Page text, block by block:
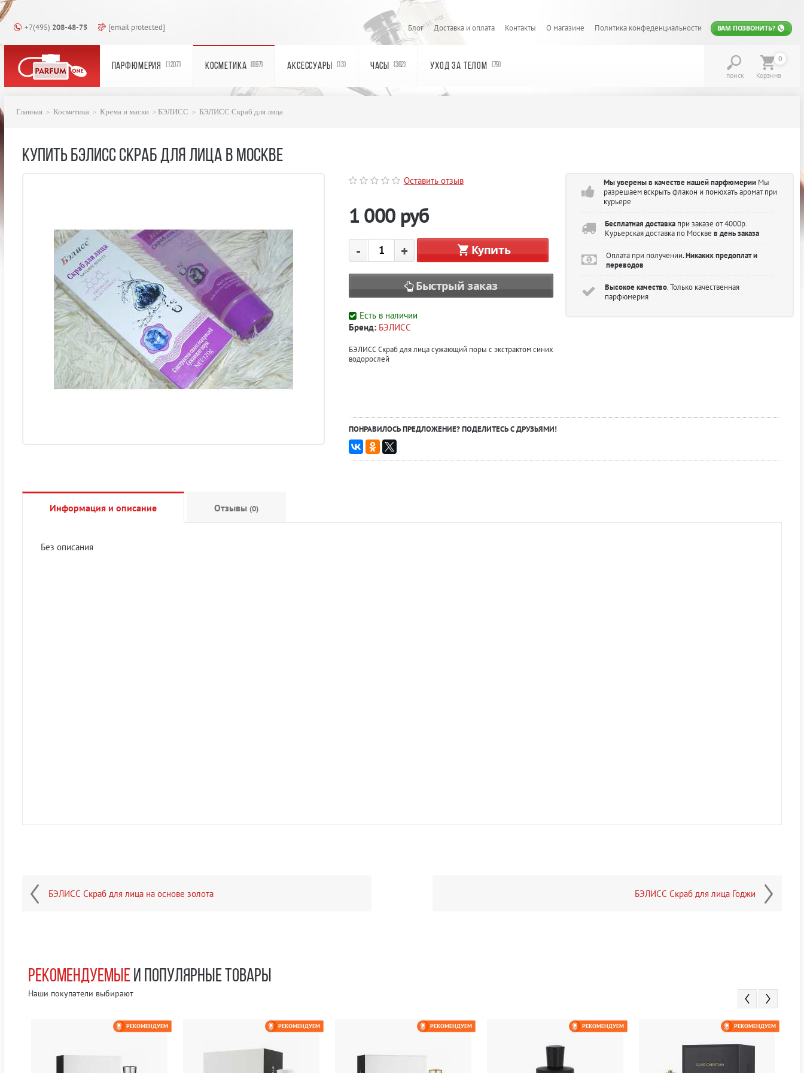
+7(495) 208-48-75 [email protected] Блог Доставка и оплата Контакты О магазине Политика конфеденциальности ВАМ ПОЗВОНИТЬ?
ПАРФЮМЕРИЯ (1207) КОСМЕТИКА (697) АКСЕССУАРЫ (13) ЧАСЫ (362) УХОД ЗА ТЕЛОМ (79)
поиск
0
Корзина
Главная Косметика Крема и маски БЭЛИСС БЭЛИСС Скраб для лица
КУПИТЬ БЭЛИСС СКРАБ ДЛЯ ЛИЦА В МОСКВЕ
Оставить отзыв
1 000 руб
- + Купить
Быстрый заказ
Есть в наличии
Бренд: БЭЛИСС
БЭЛИСС Скраб для лица сужающий поры с экстрактом синих
водорослей
Мы уверены в качестве нашей парфюмерииМы
разрешаем вскрыть флакон и понюхать аромат при
курьере
Бесплатная доставкапри заказе от 4000р.
Курьерская доставка по Москве в день заказа
Оплата при получении. Никаких предоплат и
переводов
Высокое качество. Только качественная
парфюмерия
ПОНРАВИЛОСЬ ПРЕДЛОЖЕНИЕ? ПОДЕЛИТЕСЬ С ДРУЗЬЯМИ!
Информация и описание Отзывы (0)
Без описания
БЭЛИСС Скраб для лица на основе золота БЭЛИСС Скраб для лица Годжи
РЕКОМЕНДУЕМЫЕИ ПОПУЛЯРНЫЕ ТОВАРЫ
Наши покупатели выбирают
РЕКОМЕНДУЕМ РЕКОМЕНДУЕМ РЕКОМЕНДУЕМ РЕКОМЕНДУЕМ РЕКОМЕНДУЕМ